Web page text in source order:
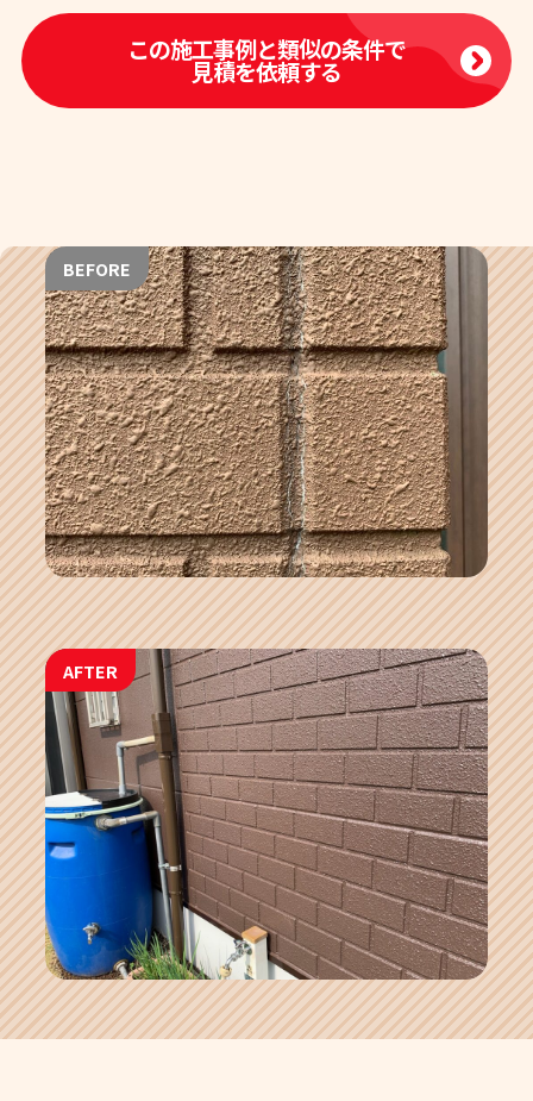
この施工事例と類似の条件で
見積を依頼する
BEFORE
AFTER